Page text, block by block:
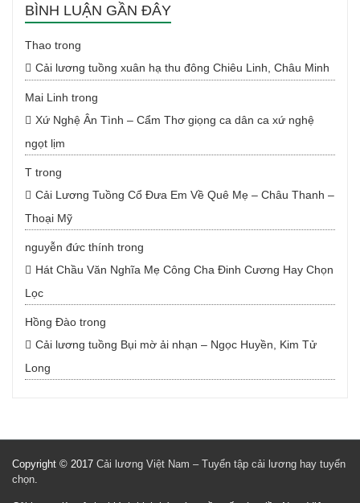
BÌNH LUẬN GẦN ĐÂY
Thao trong
Cải lương tuồng xuân hạ thu đông Chiêu Linh, Châu Minh
Mai Linh trong
Xứ Nghệ Ân Tình – Cẩm Thơ giọng ca dân ca xứ nghệ
ngọt lịm
T trong
Cải Lương Tuồng Cổ Đưa Em Về Quê Mẹ – Châu Thanh –
Thoại Mỹ
nguyễn đức thính trong
Hát Chầu Văn Nghĩa Mẹ Công Cha Đinh Cương Hay Chọn
Lọc
Hồng Đào trong
Cải lương tuồng Bụi mờ ải nhạn – Ngọc Huyền, Kim Tử
Long
Copyright © 2017 Cải lương Việt Nam – Tuyển tập cải lương hay tuyển
chọn.